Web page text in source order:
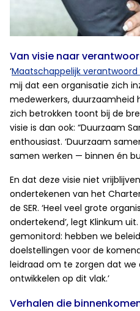
Van visie naar
‘Maatschappelijk verantwoord
mij dat een organisatie zich
medewerkers,
zich betrokken toont bij de
visie is dan ook: “Duurzaam
enthousiast. ‘Duurzaam
samen werken — binnen én
En dat deze visie niet
ondertekenen van het
de SER. ‘Heel veel grote
ondertekend’, legt Klinkum uit.
gemonitord: hebben we
doelstellingen voor de
leidraad om te zorgen dat we
ontwikkelen op dit vlak.’
Verhalen die